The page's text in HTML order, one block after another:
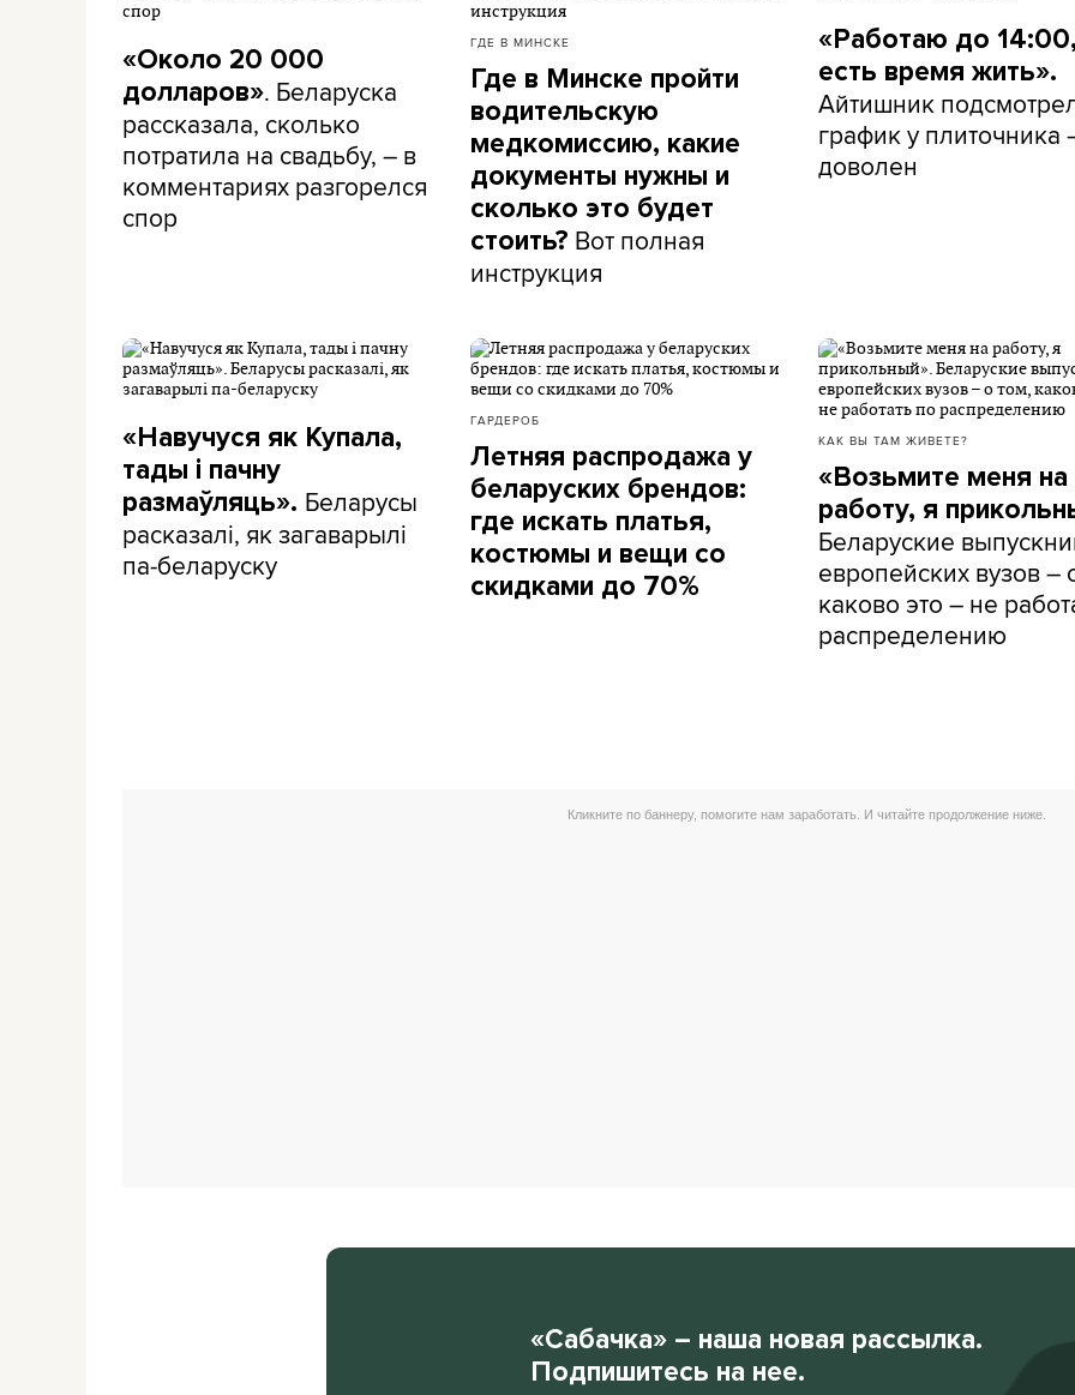
«Около 20 000
долларов». Беларуска
рассказала, сколько
потратила на свадьбу, – в
комментариях разгорелся
спор
ГДЕ В МИНСКЕ
Где в Минске пройти
водительскую
медкомиссию, какие
документы нужны и
сколько это будет
стоить? Вот полная
инструкция
«Работаю до
есть время жить».
Айтишник
график у плиточника
доволен
«Навучуся як Купала,
тады і пачну
размаўляць». Беларусы
расказалі, як загаварылі
па-беларуску
ГАРДЕРОБ
Летняя распродажа у
беларуских брендов:
где искать платья,
костюмы и вещи со
скидками до 70%
КАК ВЫ ТАМ ЖИВЕТЕ?
«Возьмите меня на
работу, я
Беларуские
европейских вузов –
каково это – не
распределению
«Сабачка» – наша новая рассылка.
Подпишитесь на нее.